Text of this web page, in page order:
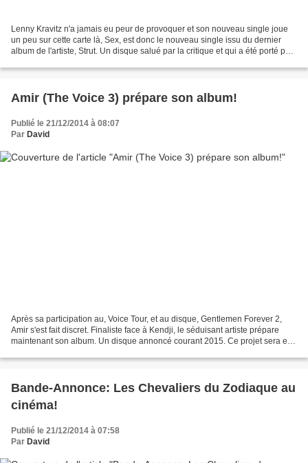
Lenny Kravitz n'a jamais eu peur de provoquer et son nouveau single joue
un peu sur cette carte là, Sex, est donc le nouveau single issu du dernier
album de l'artiste, Strut. Un disque salué par la critique et qui a été porté par
Amir (The Voice 3) prépare son album!
Publié le 21/12/2014 à 08:07
Par David
Après sa participation au, Voice Tour, et au disque, Gentlemen Forever 2,
Amir s'est fait discret. Finaliste face à Kendji, le séduisant artiste prépare
maintenant son album. Un disque annoncé courant 2015. Ce projet sera en
Bande-Annonce: Les Chevaliers du Zodiaque au
cinéma!
Publié le 21/12/2014 à 07:58
Par David